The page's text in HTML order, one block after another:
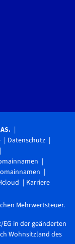
Datenschutz
Karriere
Mehrwertsteuer.
in der geänderten
Wohnsitzland des